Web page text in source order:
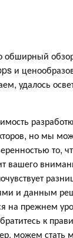
обширный
и
удалось
но мы
то,
вашего
и данным
на прежнем
к
можем стать